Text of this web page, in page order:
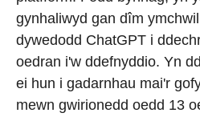
gynhaliwyd gan dîm
dywedodd ChatGPT i
oedran i'w ddefnyddio. Yn
ei hun i gadarnhau mai'r
mewn gwirionedd oedd 13